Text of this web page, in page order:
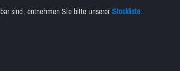
sind, entnehmen Sie bitte unsererStockliste.